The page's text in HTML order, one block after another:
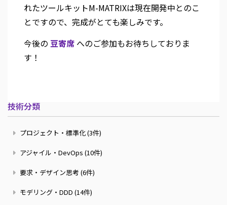
れたツールキットM-MATRIXは現在開発中とのこ
とですので、完成がとても楽しみです。
今後の 豆寄席 へのご参加もお待ちしておりま
す！
技術分類
プロジェクト・標準化 (3件)
アジャイル・DevOps (10件)
要求・デザイン思考 (6件)
モデリング・DDD (14件)